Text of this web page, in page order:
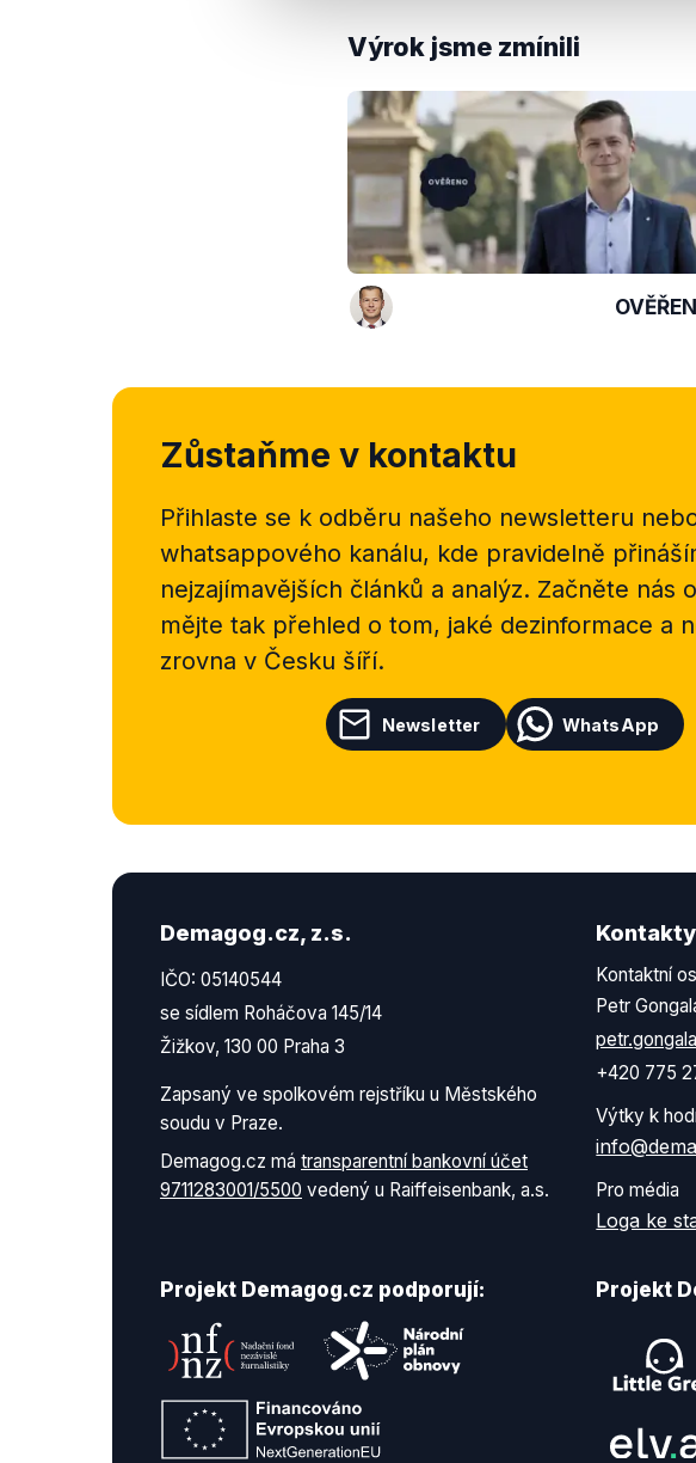
Výrok jsme zmínili
Zůstaňme v kontaktu
Přihlaste se k odběru našeho newsletteru
whatsappového kanálu, kde pravidelně
nejzajímavějších článků a analýz. Začněte nás
mějte tak přehled o tom, jaké dezinformace a
zrovna v Česku šíří.
Newsletter WhatsApp
Demagog.cz, z.s.
IČO: 05140544
se sídlem Roháčova 145/14
Žižkov, 130 00 Praha 3
Zapsaný ve spolkovém rejstříku u Městského
soudu v Praze.
Demagog.cz má transparentní bankovní účet
9711283001/5500 vedený u Raiffeisenbank, a.s.
Kontakty
Kontaktní
Petr
+420 775
Výtky k
Pro média
Loga ke
Projekt Demagog.cz podporují: Projekt